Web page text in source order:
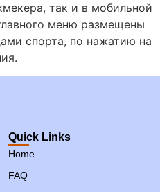
так и в мобильной
меню размещены
спорта, по нажатию на
Quick Links
Home
FAQ